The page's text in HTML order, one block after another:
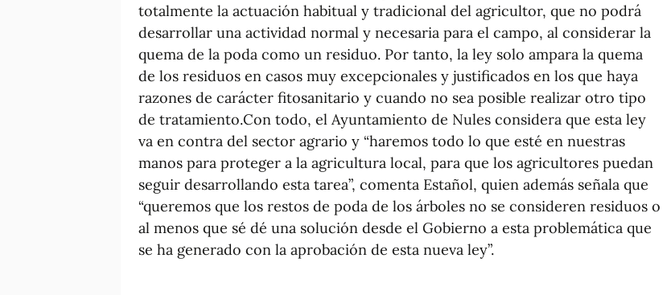
totalmente la actuación habitual y tradicional del agricultor, que no podrá
desarrollar una actividad normal y necesaria para el campo, al considerar la
quema de la poda como un residuo. Por tanto, la ley solo ampara la quema
de los residuos en casos muy excepcionales y justificados en los que haya
razones de carácter fitosanitario y cuando no sea posible realizar otro tipo
de tratamiento.Con todo, el Ayuntamiento de Nules considera que esta ley
va en contra del sector agrario y “haremos todo lo que esté en nuestras
manos para proteger a la agricultura local, para que los agricultores puedan
seguir desarrollando esta tarea”, comenta Estañol, quien además señala que
“queremos que los restos de poda de los árboles no se consideren residuos o
al menos que sé dé una solución desde el Gobierno a esta problemática que
se ha generado con la aprobación de esta nueva ley”.